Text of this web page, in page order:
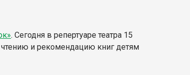
. Сегодня в репертуаре театра 15
чтению и рекомендацию книг детям